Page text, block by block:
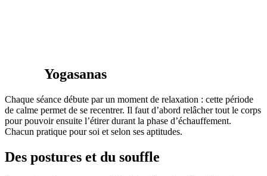
Yogasanas
Chaque séance débute par un moment de relaxation : cette période
de calme permet de se recentrer. Il faut d’abord relâcher tout le corps
pour pouvoir ensuite l’étirer durant la phase d’échauffement.
Chacun pratique pour soi et selon ses aptitudes.
Des postures et du souffle